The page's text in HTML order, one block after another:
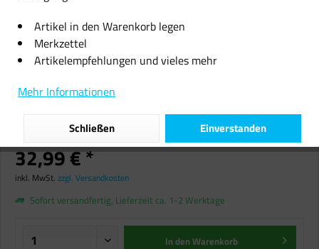
2500 Blatt Papier A4
Druckerpapier Kopierpapier
Laserpapier Faxpapier weiß
32,99 € *
inkl. MwSt. zzgl. Versandkosten
Sofort versandfertig, Lieferzeit ca. 1-2 Werktage
In denWarenkorb
Artikel in den Warenkorb legen
Merkzettel
Artikelempfehlungen und vieles mehr
Mehr Informationen
Einverstanden
Schließen